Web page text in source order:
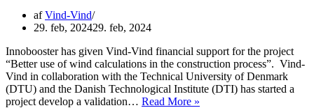
afVind-Vind
29. feb, 202429. feb, 2024
Innobooster has given Vind-Vind financial support for the project
“Better use of wind calculations in the construction process”. Vind-
Vind in collaboration with the Technical University of Denmark
(DTU) and the Danish Technological Institute (DTI) has started a
project develop a validation… Read More »